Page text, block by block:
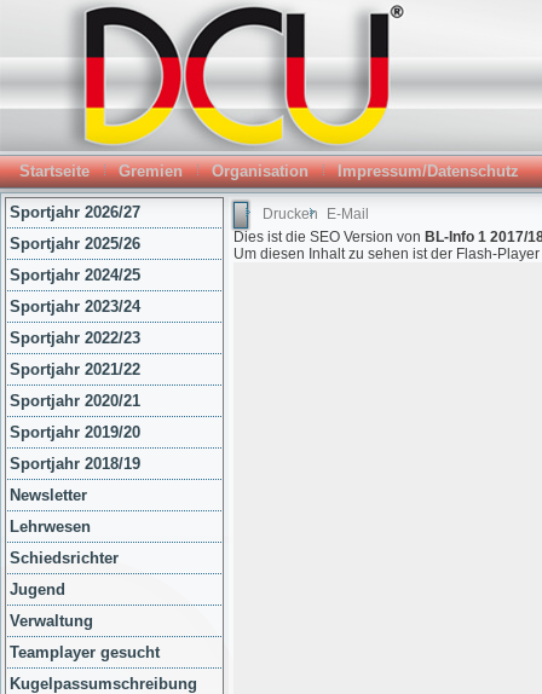
Startseite Gremien Organisation Impressum/Datenschutz
Sportjahr 2026/27
Sportjahr 2025/26
Sportjahr 2024/25
Sportjahr 2023/24
Sportjahr 2022/23
Sportjahr 2021/22
Sportjahr 2020/21
Sportjahr 2019/20
Sportjahr 2018/19
Newsletter
Lehrwesen
Schiedsrichter
Jugend
Verwaltung
Teamplayer gesucht
Kugelpassumschreibung
Drucken
E-Mail
Dies ist die SEO Version von BL-Info 1 2017/
Um diesen Inhalt zu sehen ist der Flash-